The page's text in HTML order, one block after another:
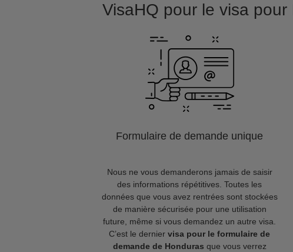
VisaHQ pour le visa
Formulaire de demande unique
Nous ne vous demanderons jamais de saisir
des informations répétitives. Toutes les
données que vous avez rentrées sont stockées
de manière sécurisée pour une utilisation
future, même si vous demandez un autre visa.
C’est le dernier visa pour le formulaire de
demande de Honduras que vous verrez